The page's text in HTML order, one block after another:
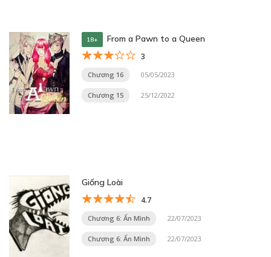
18+ From a Pawn to a Queen
3
Chương 16 05/05/2023
Chương 15 25/12/2022
Giống Loài
4.7
Chương 6: Ẩn Mình 22/07/2023
Chương 6: Ẩn Mình 22/07/2023